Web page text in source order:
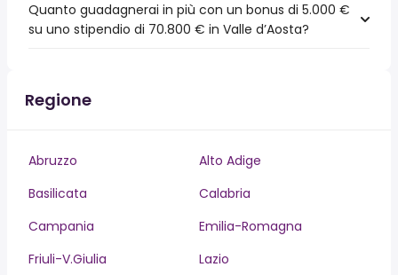
Quanto guadagnerai in più con un bonus di 5.000 €
su uno stipendio di 70.800 € in Valle d’Aosta?
Regione
Abruzzo
Alto Adige
Basilicata
Calabria
Campania
Emilia-Romagna
Friuli-V.Giulia
Lazio